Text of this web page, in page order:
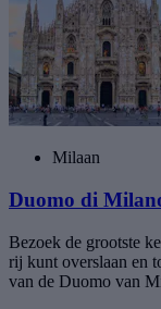
Milaan
Duomo di
Bezoek de grootste
rij kunt overslaan en
van de Duomo van